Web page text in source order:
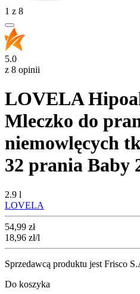
1 z 8
5.0
z 8 opinii
LOVELA
Mleczko do
niemowlęcych
32 prania Baby
2.9 l
LOVELA
Cena
54,99 zł
18,96 zł/l
Sprzedawcą produktu jest Frisco
Do koszyka